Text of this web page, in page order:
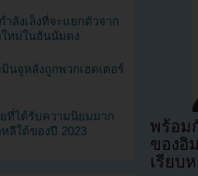
พร้อม
ของอิ
เรียบ
ำลังเล็งที่จะแยกตัวจาก
หม่ในฮันนัมดง
นจูหลังถูกพวกเฮดเตอร์
ที่ได้รับความนิยมมาก
ลีใต้ของปี 2023